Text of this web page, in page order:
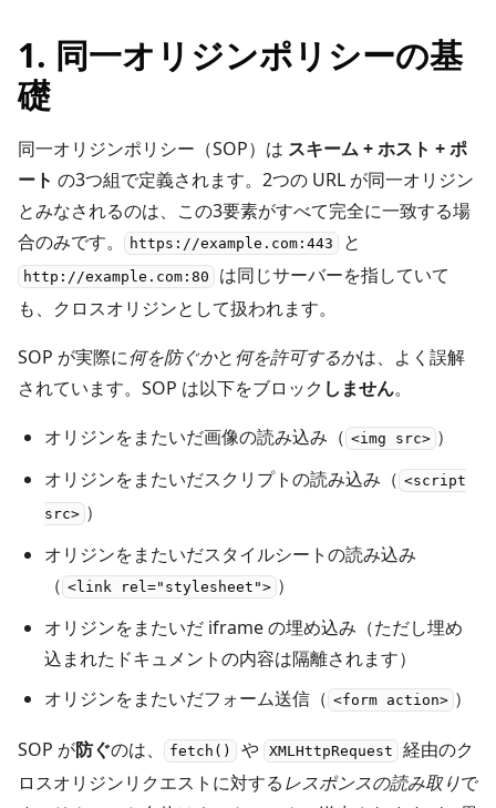
1. 同一オリジンポリシーの基
礎
同一オリジンポリシー（SOP）は スキーム + ホスト + ポ
ート の3つ組で定義されます。2つの URL が同一オリジン
とみなされるのは、この3要素がすべて完全に一致する場
合のみです。
https://example.com:443 と
http://example.com:80
は同じサーバーを指していて
も、クロスオリジンとして扱われます。
SOP が実際に何を防ぐかと何を許可するかは、よく誤解
されています。SOP は以下をブロック しません。
オリジンをまたいだ画像の読み込み（ <img src> ）
オリジンをまたいだスクリプトの読み込み（ <script
src> ）
オリジンをまたいだスタイルシートの読み込み
（ <link rel="stylesheet"> ）
オリジンをまたいだ iframe の埋め込み（ただし埋め
込まれたドキュメントの内容は隔離されます）
オリジンをまたいだフォーム送信（ <form action> ）
SOP が防ぐのは、 fetch() や XMLHttpRequest
経由のク
ロスオリジンリクエストに対するレスポンスの読み取りで